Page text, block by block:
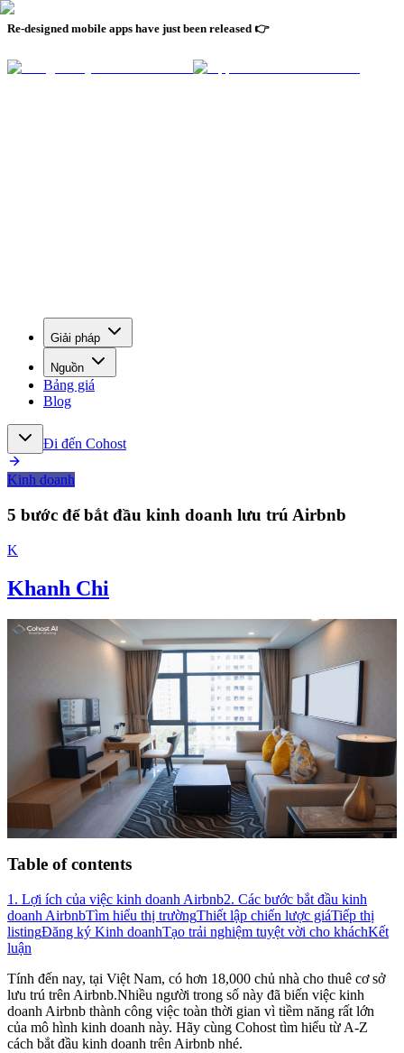
Re-designed mobile apps have just been released 👉
Giải pháp
Nguồn
Bảng giá
Blog
Đi đến Cohost
Kinh doanh
5 bước để bắt đầu kinh doanh lưu trú Airbnb
K
Khanh Chi
Table of contents
1. Lợi ích của việc kinh doanh Airbnb2. Các bước bắt đầu kinh
doanh AirbnbTìm hiểu thị trườngThiết lập chiến lược giáTiếp thị
listingĐăng ký Kinh doanhTạo trải nghiệm tuyệt vời cho kháchKết
luận
Tính đến nay, tại Việt Nam, có hơn 18,000 chủ nhà cho thuê cơ sở
lưu trú trên Airbnb.Nhiều người trong số này đã biến việc kinh
doanh Airbnb thành công việc toàn thời gian vì tiềm năng rất lớn
của mô hình kinh doanh này. Hãy cùng Cohost tìm hiểu từ A-Z
cách bắt đầu kinh doanh trên Airbnb nhé.